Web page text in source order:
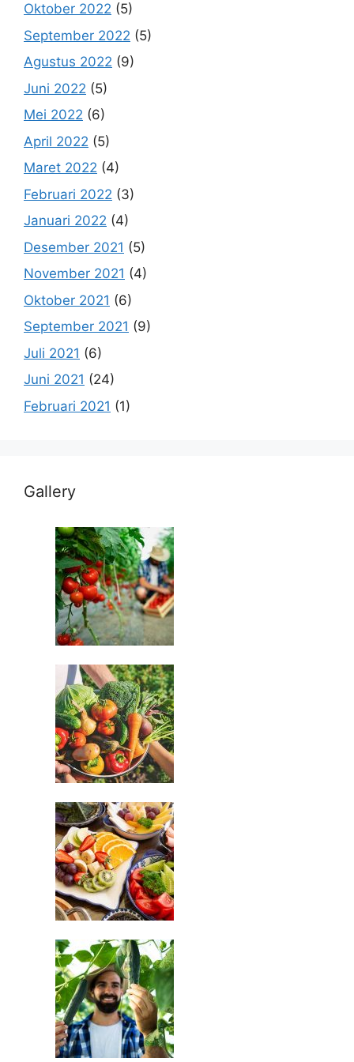
Oktober 2022 (5)
September 2022 (5)
Agustus 2022 (9)
Juni 2022 (5)
Mei 2022 (6)
April 2022 (5)
Maret 2022 (4)
Februari 2022 (3)
Januari 2022 (4)
Desember 2021 (5)
November 2021 (4)
Oktober 2021 (6)
September 2021 (9)
Juli 2021 (6)
Juni 2021 (24)
Februari 2021 (1)
Gallery